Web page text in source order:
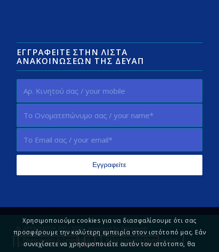
ΕΓΓΡΑΦΕΊΤΕ ΣΤΗΝ ΛΊΣΤΑ
ΑΝΑΚΟΙΝΏΣΕΩΝ ΤΗΣ ΔΕΥΑΠ
© ΔΕΥΑ ΠΑΡΟΥ 2002-2026 - powered by Parosweb
Επικοινωνία & Τοποθεσία
Άλλα Στοιχεία Επικοινωνίας
Πολιτική Απορρήτου Πείτε μας τη γνώμη σας!
Χρησιμοποιούμε cookies για να διασφαλίσουμε ότι σας
προσφέρουμε την καλύτερη εμπειρία στον ιστότοπό μας. Εάν
συνεχίσετε να χρησιμοποιείτε αυτόν τον ιστότοπο, θα